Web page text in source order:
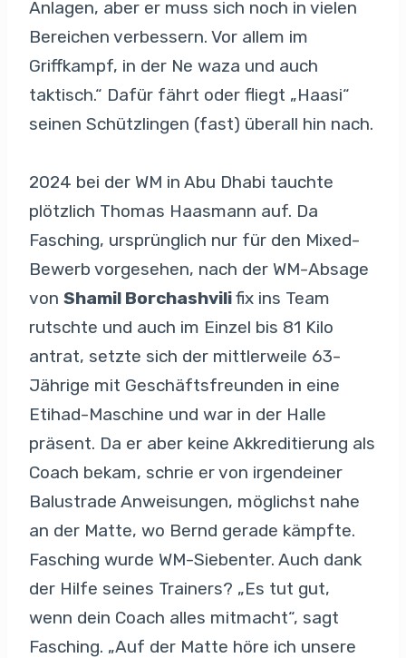
Anlagen, aber er muss sich noch in vielen
Bereichen verbessern. Vor allem im
Griffkampf, in der Ne waza und auch
taktisch.“ Dafür fährt oder fliegt „Haasi“
seinen Schützlingen (fast) überall hin nach.
2024 bei der WM in Abu Dhabi tauchte
plötzlich Thomas Haasmann auf. Da
Fasching, ursprünglich nur für den Mixed-
Bewerb vorgesehen, nach der WM-Absage
von Shamil Borchashvilifix ins Team
rutschte und auch im Einzel bis 81 Kilo
antrat, setzte sich der mittlerweile 63-
Jährige mit Geschäftsfreunden in eine
Etihad-Maschine und war in der Halle
präsent. Da er aber keine Akkreditierung als
Coach bekam, schrie er von irgendeiner
Balustrade Anweisungen, möglichst nahe
an der Matte, wo Bernd gerade kämpfte.
Fasching wurde WM-Siebenter. Auch dank
der Hilfe seines Trainers? „Es tut gut,
wenn dein Coach alles mitmacht“, sagt
Fasching. „Auf der Matte höre ich unsere